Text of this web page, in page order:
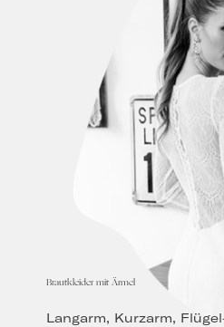
Brautkleider mit Ärmel
Langarm, Kurzarm,